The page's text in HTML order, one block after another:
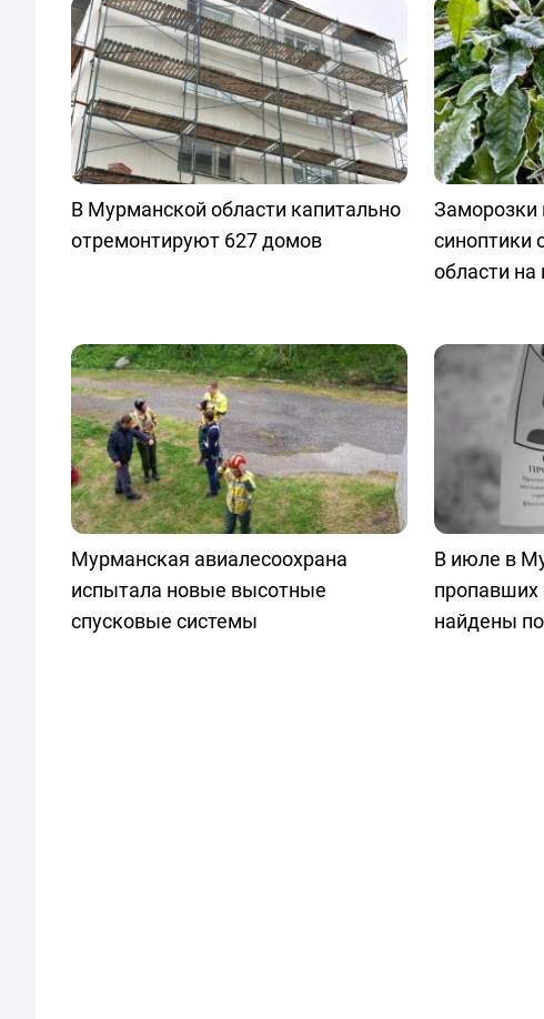
В Мурманской области капитально
отремонтируют 627 домов
Заморозки
синоптики
области
Мурманская авиалесоохрана
испытала новые высотные
спусковые системы
В июле в
пропавших
найдены